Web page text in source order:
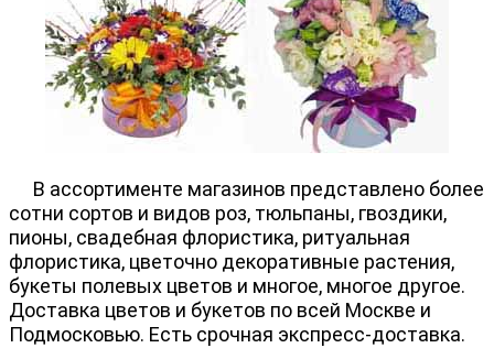
В ассортименте магазинов представлено более
сотни сортов и видов роз, тюльпаны, гвоздики,
пионы, свадебная флористика, ритуальная
флористика, цветочно декоративные растения,
букеты полевых цветов и многое, многое другое.
Доставка цветов и букетов по всей Москве и
Подмосковью. Есть срочная экспресс-доставка.